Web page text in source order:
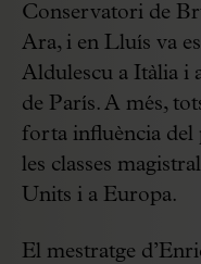
Conservatori de
Ara, i en Lluís va
Aldulescu a Itàlia i
de París. A més,
forta influència del
les classes
Units i a Europa.
El mestratge